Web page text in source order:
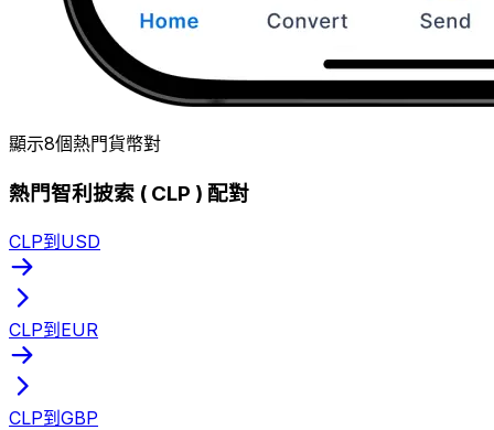
顯示8個熱門貨幣對
熱門智利披索 ( CLP ) 配對
CLP到USD
CLP到EUR
CLP到GBP